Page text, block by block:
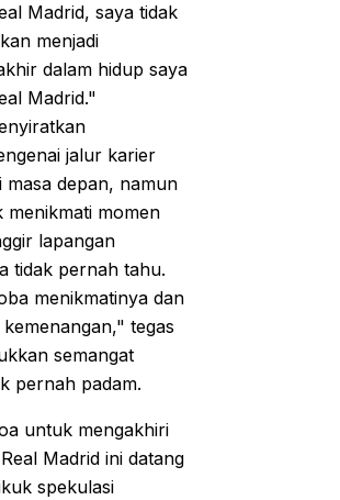
Madrid, saya tidak
menjadi
dalam hidup saya
Madrid."
jalur karier
masa depan, namun
momen
lapangan
tidak pernah tahu.
menikmatinya dan
tegas
semangat
pernah padam.
untuk mengakhiri
Madrid ini datang
spekulasi